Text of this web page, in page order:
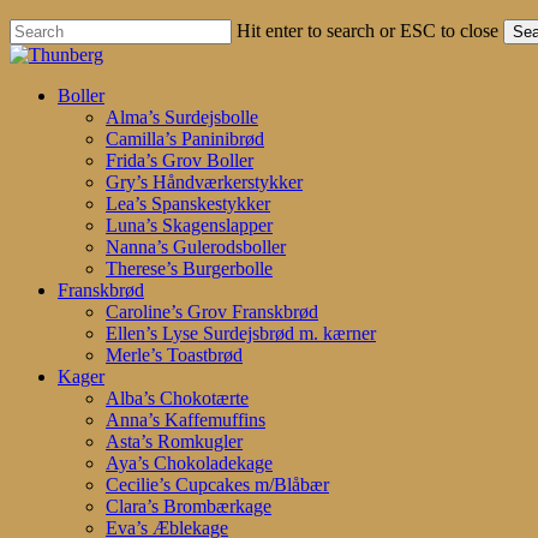
Hit enter to search or ESC to close
Close
search
account
Menu
Boller
Alma’s Surdejsbolle
Camilla’s Paninibrød
Frida’s Grov Boller
Gry’s Håndværkerstykker
Lea’s Spanskestykker
Luna’s Skagenslapper
Nanna’s Gulerodsboller
Therese’s Burgerbolle
Franskbrød
Caroline’s Grov Franskbrød
Ellen’s Lyse Surdejsbrød m. kærner
Merle’s Toastbrød
Kager
Alba’s Chokotærte
Anna’s Kaffemuffins
Asta’s Romkugler
Aya’s Chokoladekage
Cecilie’s Cupcakes m/Blåbær
Clara’s Brombærkage
Eva’s Æblekage